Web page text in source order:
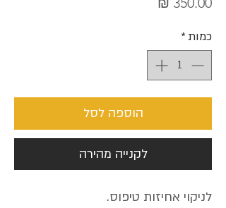
כמות*
הוספה לסל
לקנייה מהירה
לניקוי אחיזות טיפוס.